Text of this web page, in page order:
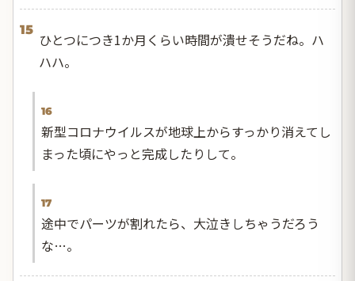
15
ひとつにつき1か月くらい時間が潰せそうだね。ハ
ハハ。
16
新型コロナウイルスが地球上からすっかり消えてし
まった頃にやっと完成したりして。
17
途中でパーツが割れたら、大泣きしちゃうだろう
な…。